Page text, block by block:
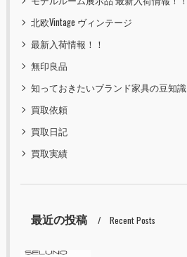
北欧Vintage ヴィンテージ
最新入荷情報！！
無印良品
知っておきたいブランド家具の豆知識
買取依頼
買取日記
買取実績
最近の投稿 Recent Posts